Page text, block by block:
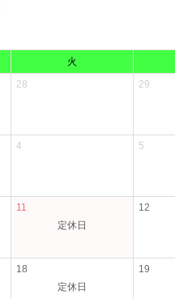
火
28 29
4 5
11
定休日
12
18
定休日
19